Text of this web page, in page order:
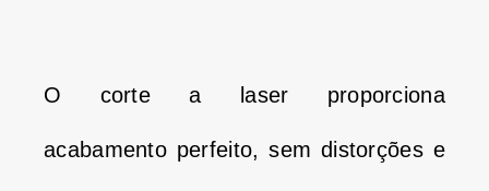
O corte a laser proporciona
acabamento perfeito, sem distorções e